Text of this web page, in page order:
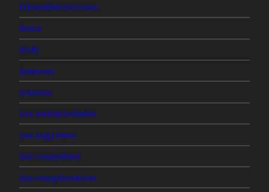
Filosofisticaciones
Fotos
Friki
Internet
Joterías
Las ambigüedades
Las angustias
Las compañías
Las complacencias